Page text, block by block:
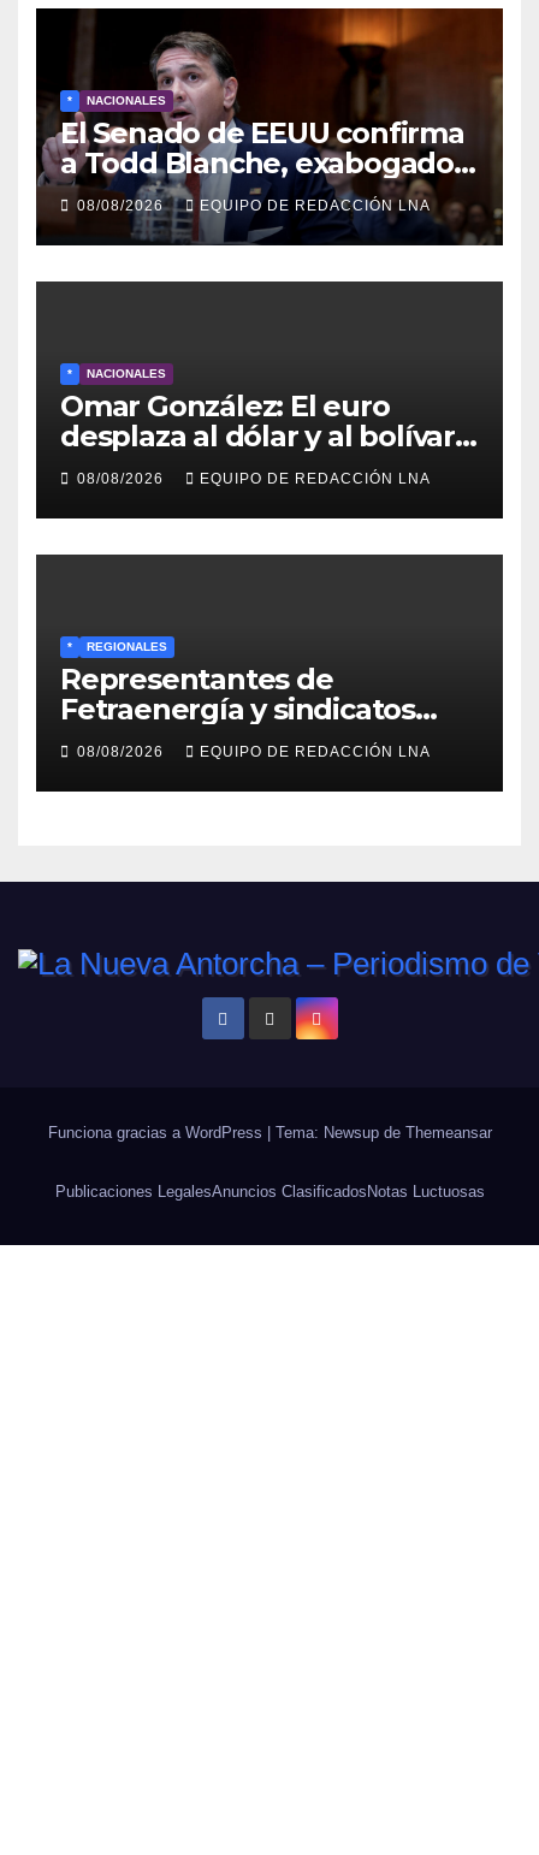
* NACIONALES
El Senado de EEUU confirma
a Todd Blanche, exabogado
de Trump, como fiscal
general
08/08/2026 EQUIPO DE REDACCIÓN LNA
* NACIONALES
Omar González: El euro
desplaza al dólar y al bolívar
en medio del caos
económico
08/08/2026 EQUIPO DE REDACCIÓN LNA
* REGIONALES
Representantes de
Fetraenergía y sindicatos
base llaman a renovar
directivas para rescatar la
lucha laboral en Anzoátegui
08/08/2026 EQUIPO DE REDACCIÓN LNA
Funciona gracias a WordPress Tema: Newsup de Themeansar
Publicaciones LegalesAnuncios ClasificadosNotas Luctuosas